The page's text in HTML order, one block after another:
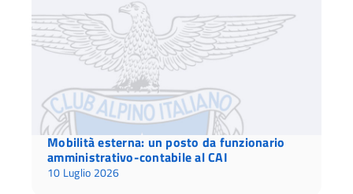
Mobilità esterna: un posto da funzionario
amministrativo-contabile al CAI
10 Luglio 2026